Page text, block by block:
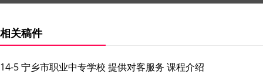
相关稿件
14-5 宁乡市职业中专学校 提供对客服务 课程介绍